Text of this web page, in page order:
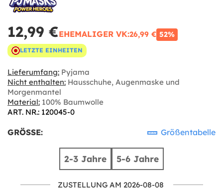
12,99 €EHEMALIGER VK:26,99 € 52%
LETZTE EINHEITEN
Lieferumfang: Pyjama
Nicht enthalten: Hausschuhe, Augenmaske und
Morgenmantel
Material: 100% Baumwolle
ART. NR.: 120045-0
GRÖSSE: Größentabelle
2-3 Jahre 5-6 Jahre
ZUSTELLUNG AM 2026-08-08